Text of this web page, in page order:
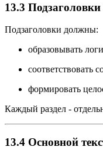
13.3 Подзаголовки
Подзаголовки должны:
образовывать
соответствовать
формировать
Каждый раздел -
13.4 Основной